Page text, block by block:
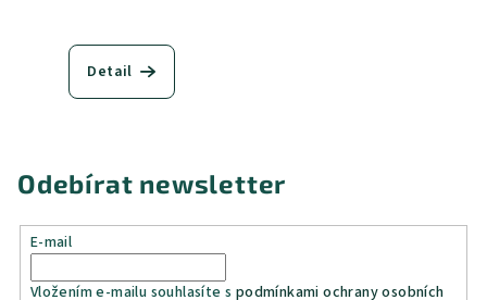
Detail
Odebírat newsletter
E-mail
Vložením e-mailu souhlasíte s podmínkami ochrany osobních